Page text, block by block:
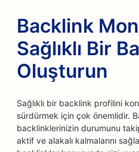
Backlink
Sağlıklı Bir
Oluşturun
Sağlıklı bir backlink profilini
sürdürmek için çok önemlidir.
backlinklerinizin durumunu
aktif ve alakalı kalmalarını